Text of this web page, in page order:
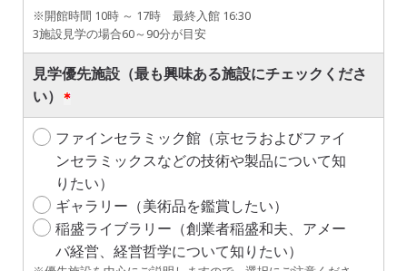
※開館時間 10時 ～ 17時 最終入館 16:30
3施設見学の場合60～90分が目安
見学優先施設（最も興味ある施設にチェックくださ
い）
ファインセラミック館（京セラおよびファイ
ンセラミックスなどの技術や製品について知
りたい）
ギャラリー（美術品を鑑賞したい）
稲盛ライブラリー（創業者稲盛和夫、アメー
バ経営、経営哲学について知りたい）